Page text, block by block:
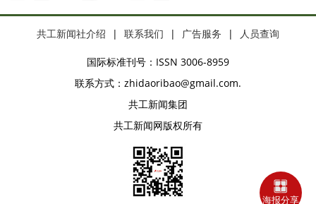
共工新闻社介绍 | 联系我们 | 广告服务 | 人员查询
国际标准刊号：ISSN 3006-8959
联系方式：zhidaoribao@gmail.com.
共工新闻集团
共工新闻网版权所有
海报分享